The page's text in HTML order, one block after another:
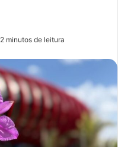
2 minutos de leitura